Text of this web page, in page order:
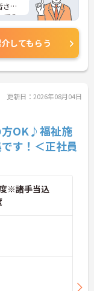
さま
てみ
に
ださ
してもらう
更新日：2026年08月04日
方OK♪福祉施
す！＜正社員
※諸手当込